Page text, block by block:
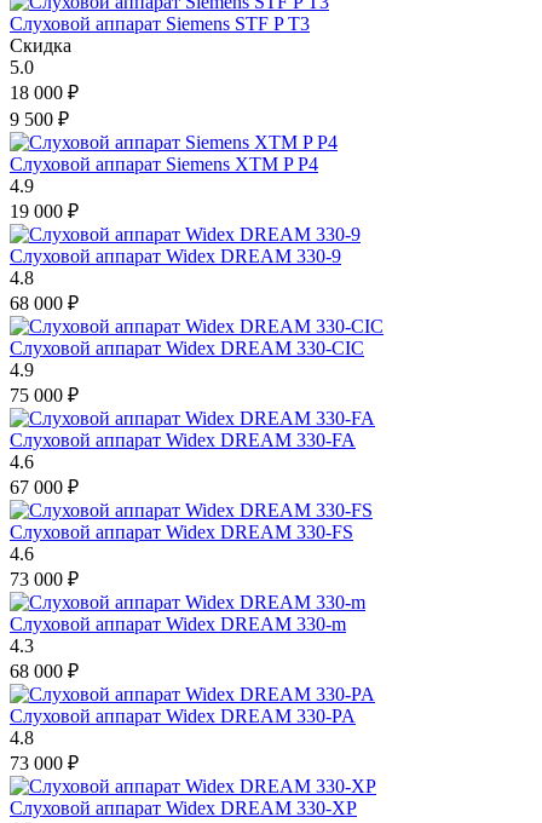
Слуховой аппарат Siemens STF P T3
Скидка
5.0
18 000 ₽
9 500 ₽
Слуховой аппарат Siemens XTM P P4
4.9
19 000 ₽
Слуховой аппарат Widex DREAM 330-9
4.8
68 000 ₽
Слуховой аппарат Widex DREAM 330-CIC
4.9
75 000 ₽
Слуховой аппарат Widex DREAM 330-FA
4.6
67 000 ₽
Слуховой аппарат Widex DREAM 330-FS
4.6
73 000 ₽
Слуховой аппарат Widex DREAM 330-m
4.3
68 000 ₽
Слуховой аппарат Widex DREAM 330-PA
4.8
73 000 ₽
Слуховой аппарат Widex DREAM 330-XP